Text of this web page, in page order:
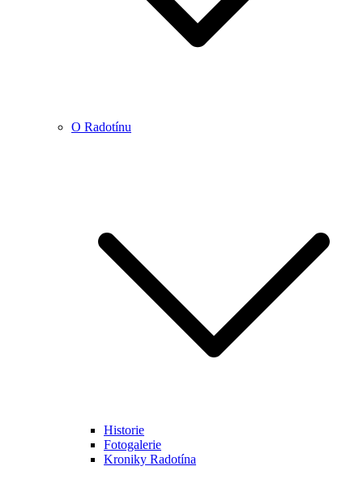
O Radotínu
Historie
Fotogalerie
Kroniky Radotína